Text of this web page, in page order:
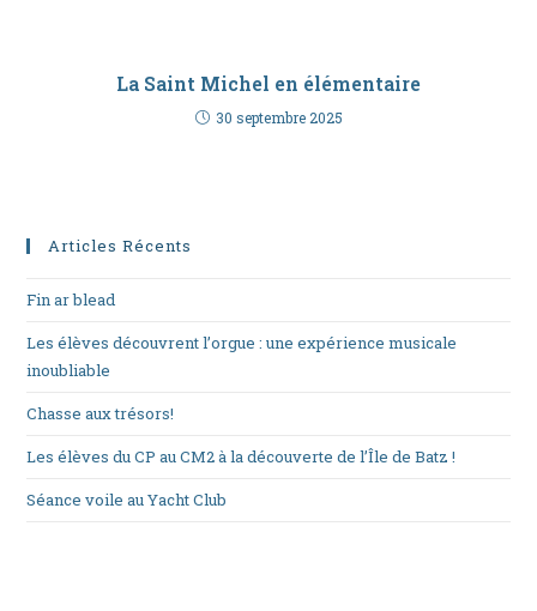
La Saint Michel en élémentaire
30 septembre 2025
Articles Récents
Fin ar blead
Les élèves découvrent l’orgue : une expérience musicale
inoubliable
Chasse aux trésors!
Les élèves du CP au CM2 à la découverte de l’Île de Batz !
Séance voile au Yacht Club